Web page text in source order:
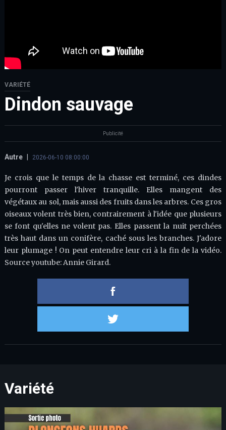
VARIÉTÉ
Dindon sauvage
Publicité
Autre 2026-06-10 08:00:00
Je crois que le temps de la chasse est terminé, ces dindes
pourront passer l'hiver tranquille. Elles mangent des
végétaux au sol, mais aussi des fruits dans les arbres. Ces gros
oiseaux volent très bien, contrairement à l'idée que plusieurs
se font qu'elles ne volent pas. Elles passent la nuit perchées
très haut dans un conifère, caché sous les branches. J'adore
leur plumage ! On peut entendre leur cri à la fin de la vidéo.
Source youtube: Annie Girard.
Variété